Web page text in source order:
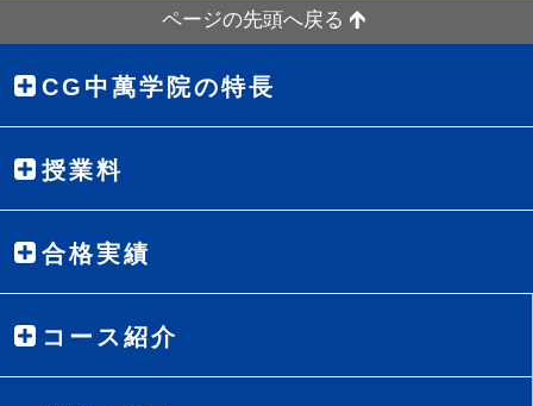
ページの先頭へ戻る
CG中萬学院の特長
授業料
合格実績
コース紹介